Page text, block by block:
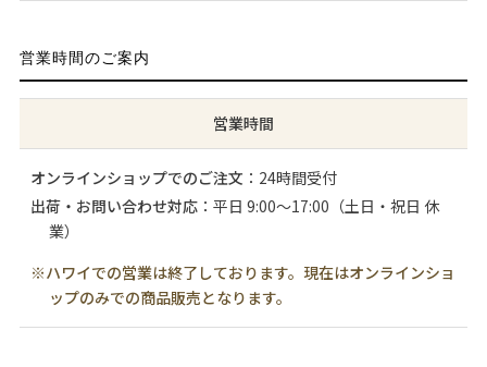
営業時間のご案内
営業時間
オンラインショップでのご注文 ：24時間受付
出荷・お問い合わせ対応：平日 9:00〜17:00（土日・祝日 休
業）
※ハワイでの営業は終了しております。現在はオンラインショ
ップのみでの商品販売となります。